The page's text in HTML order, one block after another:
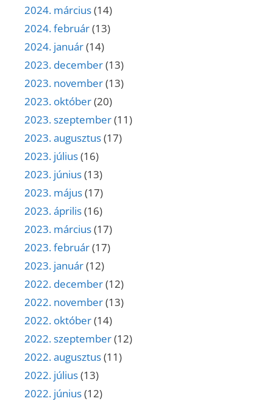
2024. március(14)
2024. február(13)
2024. január(14)
2023. december(13)
2023. november(13)
2023. október(20)
2023. szeptember(11)
2023. augusztus(17)
2023. július(16)
2023. június(13)
2023. május(17)
2023. április(16)
2023. március(17)
2023. február(17)
2023. január(12)
2022. december(12)
2022. november(13)
2022. október(14)
2022. szeptember(12)
2022. augusztus(11)
2022. július(13)
2022. június(12)